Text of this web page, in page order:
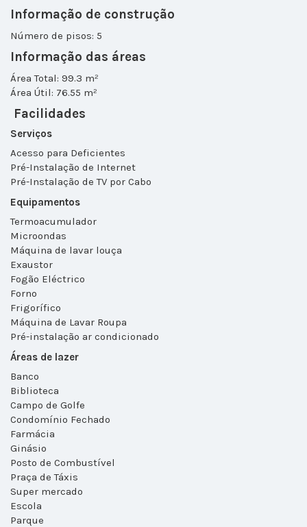
Informação de construção
Número de pisos: 5
Informação das áreas
Área Total: 99.3 m²
Área Útil: 76.55 m²
Facilidades
Serviços
Acesso para Deficientes
Pré-Instalação de Internet
Pré-Instalação de TV por Cabo
Equipamentos
Termoacumulador
Microondas
Máquina de lavar louça
Exaustor
Fogão Eléctrico
Forno
Frigorífico
Máquina de Lavar Roupa
Pré-instalação ar condicionado
Áreas de lazer
Banco
Biblioteca
Campo de Golfe
Condomínio Fechado
Farmácia
Ginásio
Posto de Combustível
Praça de Táxis
Super mercado
Escola
Parque